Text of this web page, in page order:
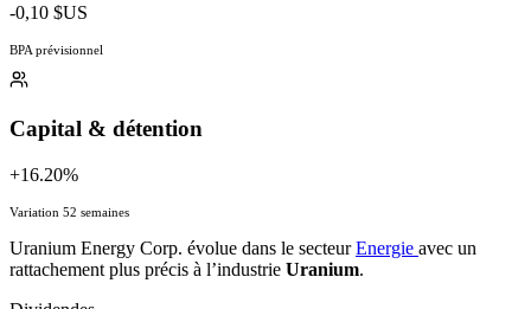
-0,10 $US
BPA prévisionnel
Capital & détention
+16.20%
Variation 52 semaines
Uranium Energy Corp. évolue dans le secteurEnergie avec un
rattachement plus précis à l’industrie Uranium.